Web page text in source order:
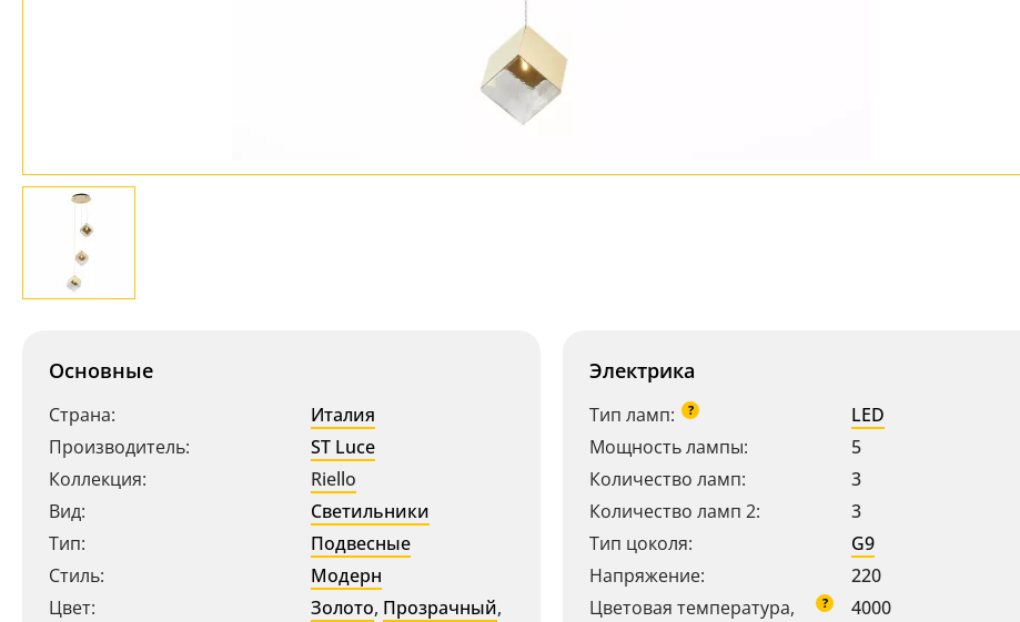
Основные
Страна:
Италия
Производитель:
ST Luce
Коллекция:
Riello
Вид:
Светильники
Тип:
Подвесные
Стиль:
Модерн
Цвет:
Золото, Прозрачный,
Электрика
Тип ламп: ?
LED
Мощность лампы:
5
Количество ламп:
3
Количество ламп 2:
3
Тип цоколя:
G9
Напряжение:
220
Цветовая температура,
? 4000